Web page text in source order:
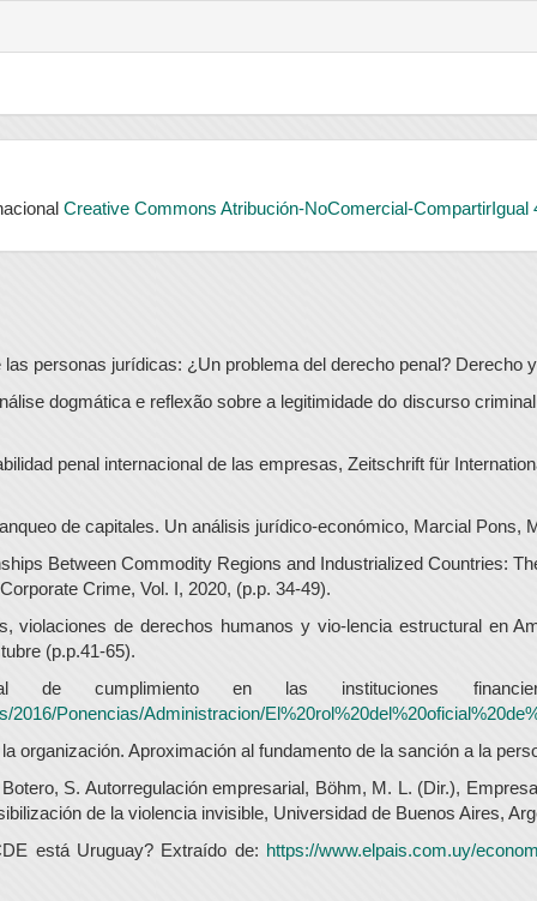
Creative Commons Atribución-NoComercial-CompartirIgual
personas jurídicas: ¿Un problema del derecho penal? Derecho
dogmática e reflexão sobre a legitimidade do discurso
penal internacional de las empresas, Zeitschrift für
de capitales. Un análisis jurídico-económico, Marcial Pons,
Between Commodity Regions and Industrialized Countries:
Crime, Vol. I, 2020, (p.p. 34-49).
violaciones de derechos humanos y vio-lencia estructural en
(p.p.41-65).
en las instituciones
Ponencias/Administracion/
organización. Aproximación al fundamento de la sanción a la
S. Autorregulación empresarial, Böhm, M. L. (Dir.),
de la violencia invisible, Universidad de Buenos Aires,
está Uruguay? Extraído de: https://www.elpais.com.uy/